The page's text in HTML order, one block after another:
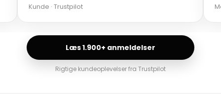
Kunde · Trustpilot
Læs 1.900+ anmeldelser
Rigtige kundeoplevelser fra Trustpilot